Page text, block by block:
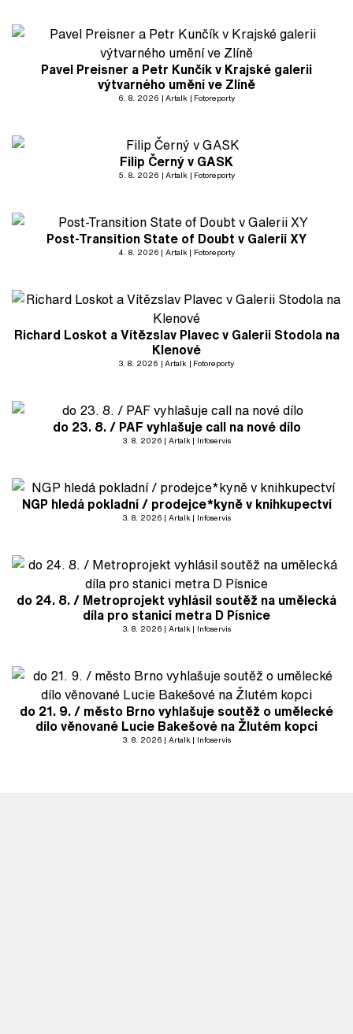
Pavel Preisner a Petr Kunčík v Krajské galerii
výtvarného umění ve Zlíně
6. 8. 2026 Artalk Fotoreporty
Filip Černý v GASK
5. 8. 2026 Artalk Fotoreporty
Post-Transition State of Doubt v Galerii XY
4. 8. 2026 Artalk Fotoreporty
Richard Loskot a Vítězslav Plavec v Galerii Stodola na
Klenové
3. 8. 2026 Artalk Fotoreporty
do 23. 8. / PAF vyhlašuje call na nové dílo
3. 8. 2026 Artalk Infoservis
NGP hledá pokladní / prodejce*kyně v knihkupectví
3. 8. 2026 Artalk Infoservis
do 24. 8. / Metroprojekt vyhlásil soutěž na umělecká
díla pro stanici metra D Písnice
3. 8. 2026 Artalk Infoservis
do 21. 9. / město Brno vyhlašuje soutěž o umělecké
dílo věnované Lucie Bakešové na Žlutém kopci
3. 8. 2026 Artalk Infoservis